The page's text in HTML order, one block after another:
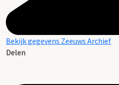
Bekijk gegevens Zeeuws Archief
Delen